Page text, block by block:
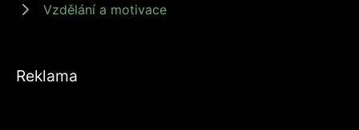
Vzdělání a motivace
Reklama